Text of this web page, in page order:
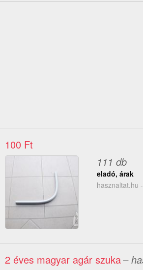
100 Ft
111 db
eladó, árak
hasznaltat.hu
2 éves magyar agár szuka–